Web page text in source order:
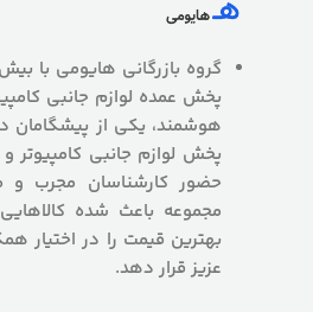
پخش عمده لوازم جانبی
هوشمند، یکی از پیشگامان
پخش لوازم جانبی کامپیوتر
حضور کارشناسان مجرب
مجموعه باعث شده
بهترین قیمت را در اختیار
عزیز قرار دهد.